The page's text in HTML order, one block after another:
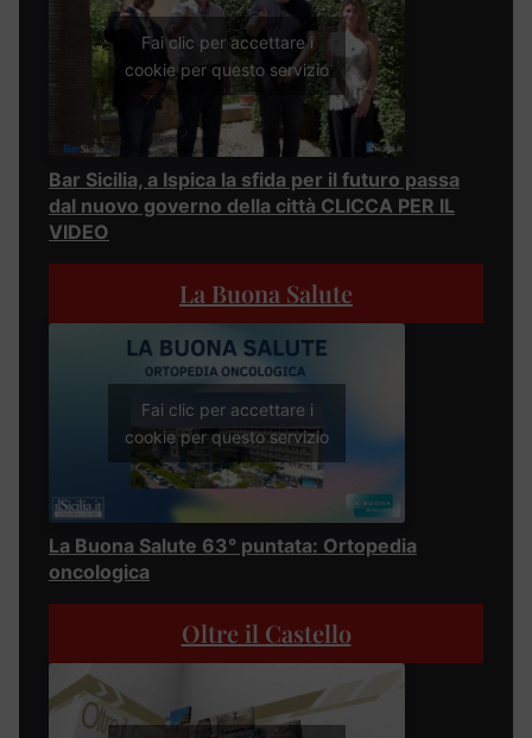
Fai clic per accettare i
cookie per questo servizio
Bar Sicilia, a Ispica la sfida per il futuro passa
dal nuovo governo della città CLICCA PER IL
VIDEO
La Buona Salute
Fai clic per accettare i
cookie per questo servizio
La Buona Salute 63° puntata: Ortopedia
oncologica
Oltre il Castello